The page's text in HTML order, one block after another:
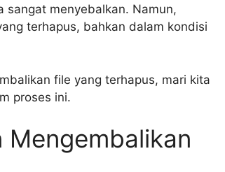
menyebalkan. Namun,
terhapus, bahkan dalam kondisi
file yang terhapus, mari kita
proses ini.
Mengembalikan